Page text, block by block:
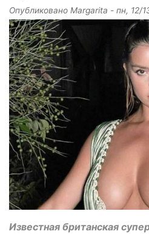
Опубликовано Margarita - пн, 12/
Известная британская